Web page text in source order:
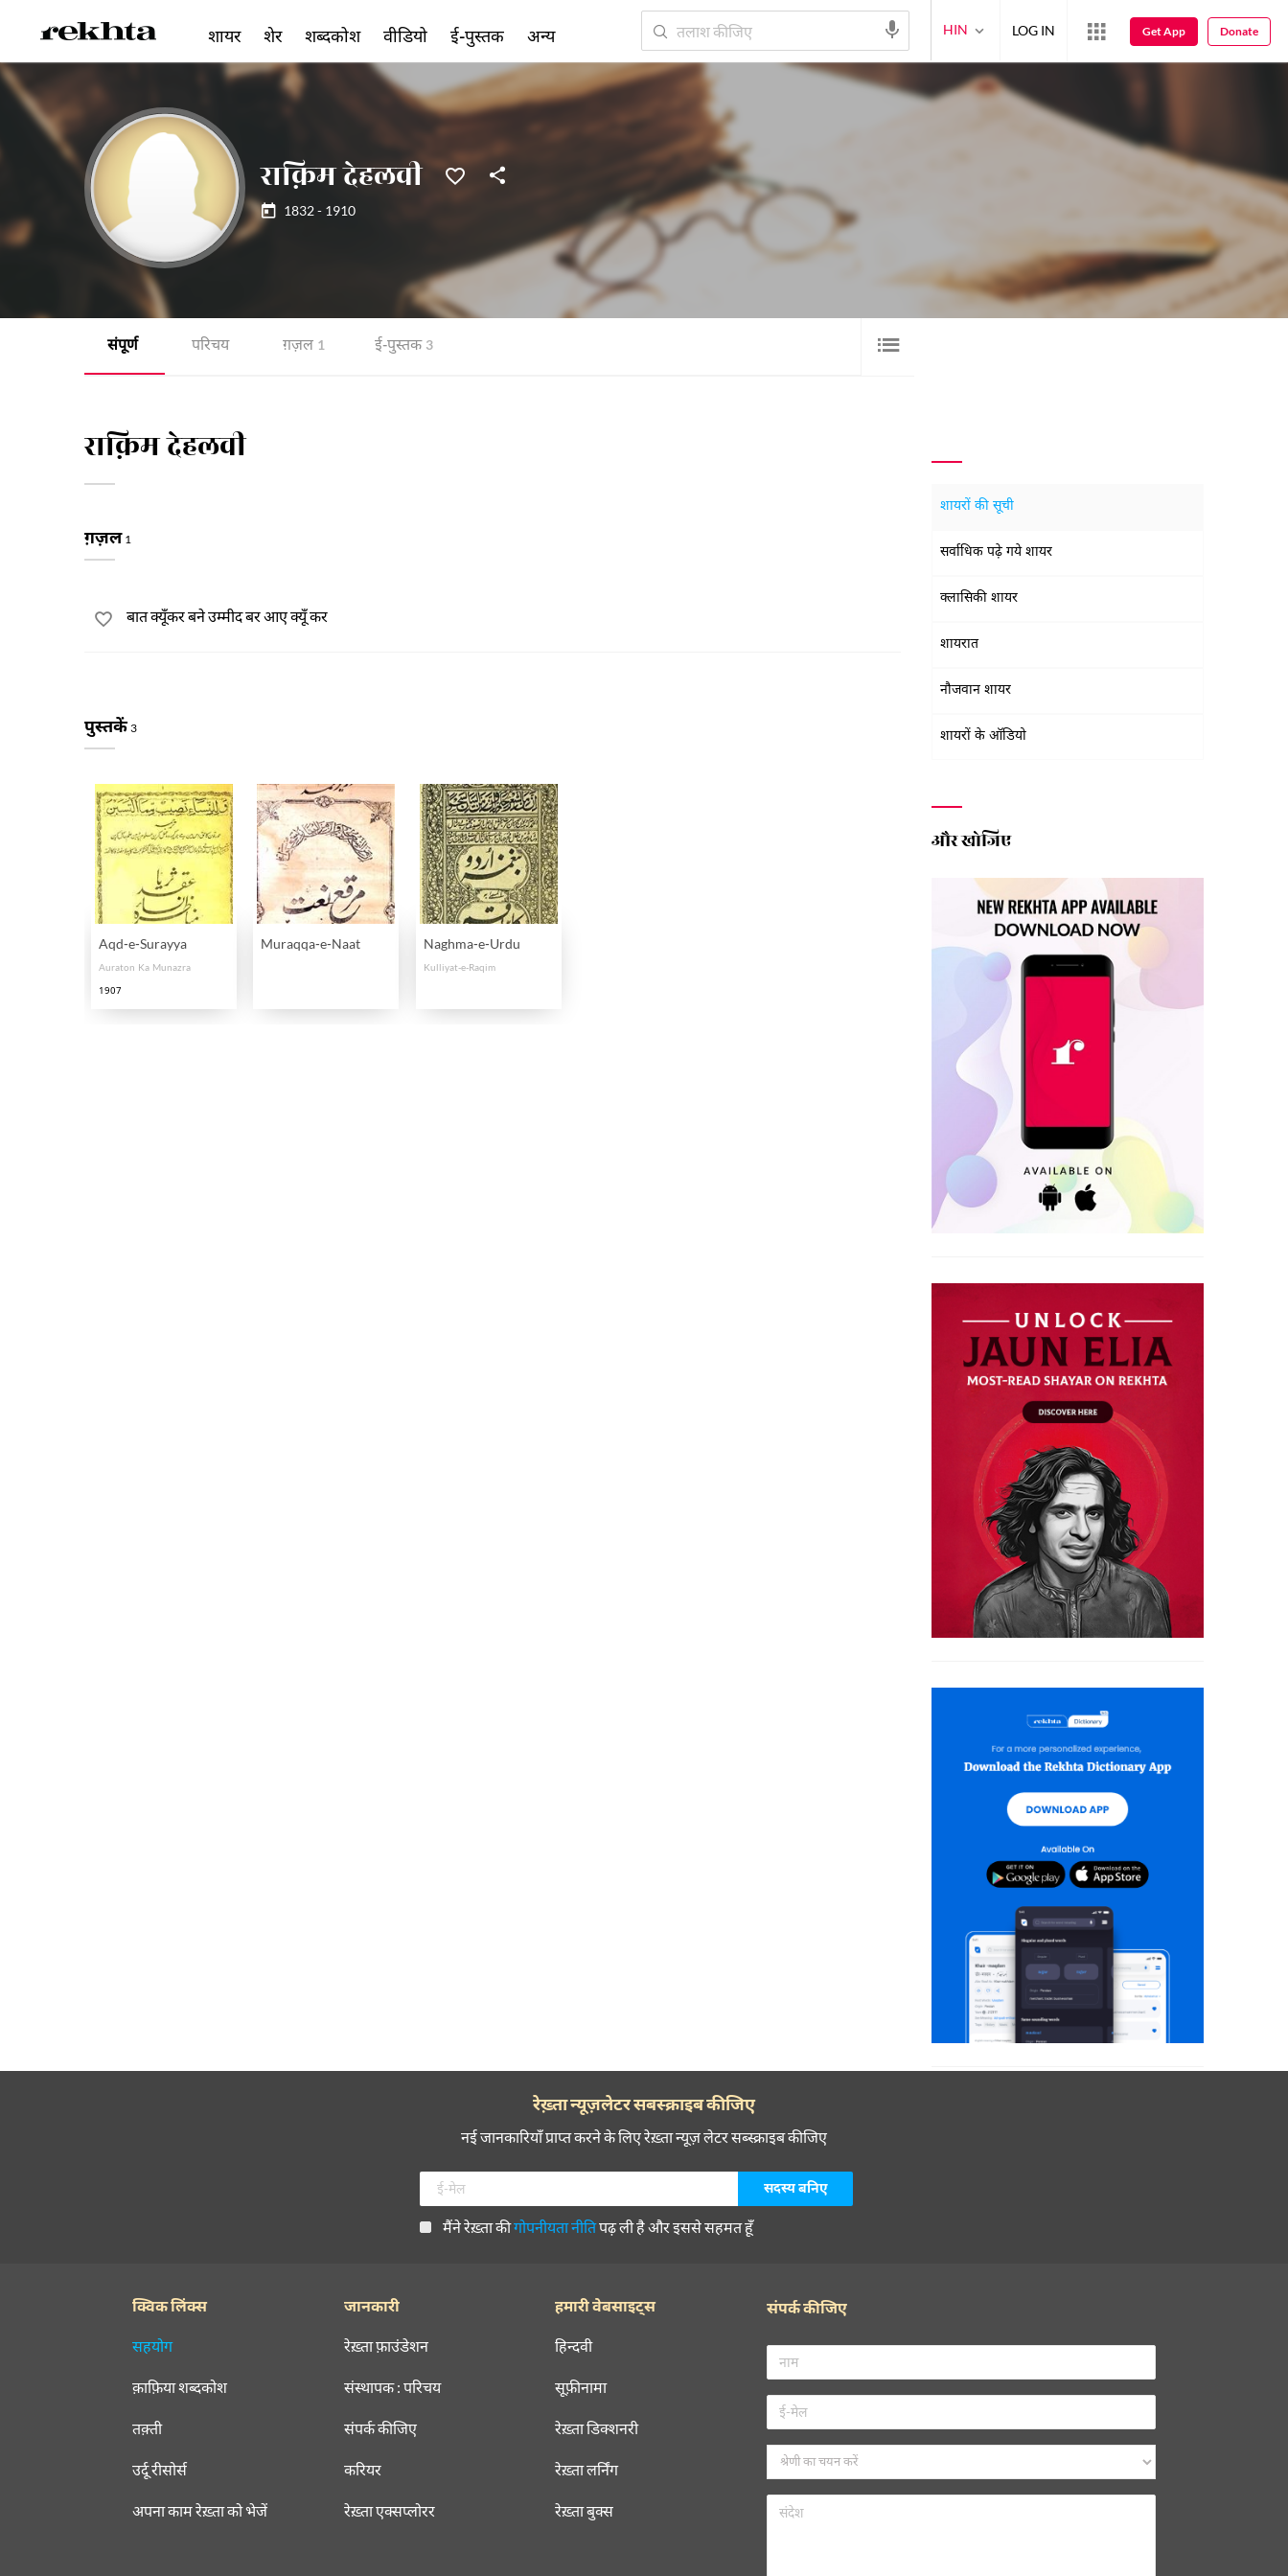
राक़िम देहलवी
1832 - 1910
संपूर्ण परिचय ग़ज़ल 1 ई-पुस्तक 3
राक़िम देहलवी
ग़ज़ल 1
बात क्यूँकर बने उम्मीद बर आए क्यूँ कर
पुस्तकें 3
Aqd-e-Surayya
Auraton Ka Munazra
1907
Muraqqa-e-Naat Naghma-e-Urdu
Kulliyat-e-Raqim
शायरों की सूची
सर्वाधिक पढ़े गये शायर
क्लासिकी शायर
शायरात
नौजवान शायर
शायरों के ऑडियो
और खोजिए
शायर शेर शब्दकोश वीडियो ई-पुस्तक अन्य HIN LOG IN Get App Donate
रेख़्ता न्यूज़लेटर सबस्क्राइब कीजिए
नई जानकारियाँ प्राप्त करने के लिए रेख़्ता न्यूज़ लेटर सब्स्क्राइब कीजिए
मैंने रेख़्ता कीगोपनीयता नीतिपढ़ ली है और इससे सहमत हूँ
क्विक लिंक्स
सहयोग
क़ाफ़िया शब्दकोश
तक़्ती
उर्दू रीसोर्स
अपना काम रेख़्ता को भेजें
जानकारी
रेख़्ता फ़ाउंडेशन
संस्थापक : परिचय
संपर्क कीजिए
करियर
रेख़्ता एक्सप्लोरर
हमारी वेबसाइट्स
हिन्दवी
सूफ़ीनामा
रेख़्ता डिक्शनरी
रेख़्ता लर्निंग
रेख़्ता बुक्स
संपर्क कीजिए